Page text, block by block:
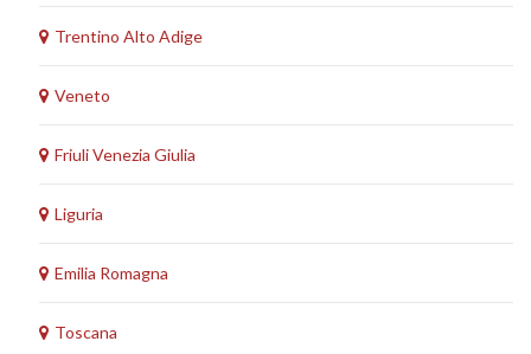
Trentino Alto Adige
Veneto
Friuli Venezia Giulia
Liguria
Emilia Romagna
Toscana